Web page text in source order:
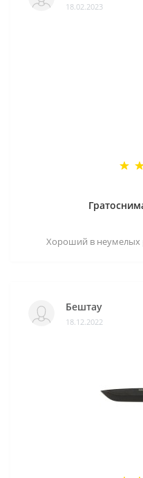
18.02.2023
Хороший в неумелых
Бештау
18.12.2022